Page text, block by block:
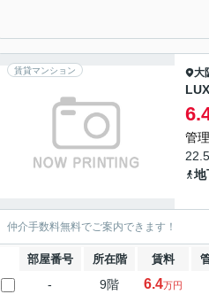
賃貸マンション 大
管
地
仲介手数料無料でご案内できます！
部屋番号 所在階 賃料
- 9階 6.4万円